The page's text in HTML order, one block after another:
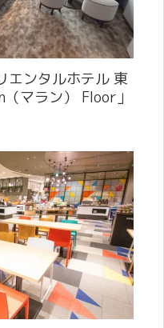
エンタルホテル 東
マラン） Floor」